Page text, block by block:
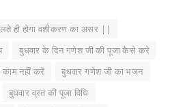
ही होगा वशीकरण का असर ||
बुधवार के दिन गणेश जी की पूजा कैसे करे
नहीं करें
बुधवार गणेश जी का भजन
बुधवार व्रत की पूजा विधि